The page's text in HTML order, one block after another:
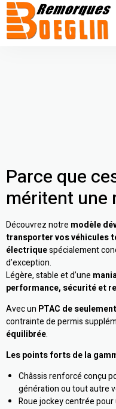
Parce que
méritent une
Découvrez notre modèle
transporter vos véhicules
électriquespécialement
d’exception.
Légère, stable et d’une
performance, sécurité et
Avec un PTAC de
contrainte de permis
équilibrée.
Les points forts de la
Châssis renforcé conçu
génération ou tout autre
Roue jockey centrée